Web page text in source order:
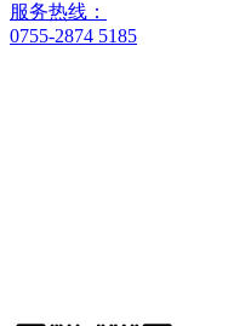
服务热线：
0755-2874 5185